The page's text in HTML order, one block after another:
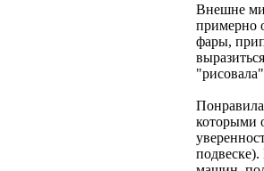
Внешне
примерно
фары,
которыми